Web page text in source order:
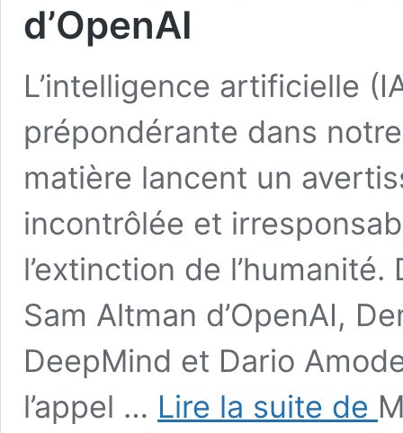
d’OpenAI
L’intelligence artificielle
prépondérante dans
matière lancent un
incontrôlée et
l’extinction de
Sam Altman d’OpenAI,
DeepMind et Dario
l’appel … Lire la suite de